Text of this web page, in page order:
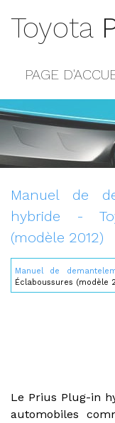
Toyota
PAGE
POPULAIRE
CONTACTS
Manuel de
hybride -
(modèle 2012)
Manuel de
Éclaboussures (modèle
Le Prius Plug-in
automobiles